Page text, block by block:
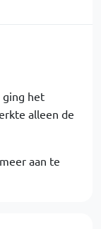
ging het
alleen de
aan te